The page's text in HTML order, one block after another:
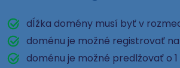
dĺžka domény musí byť v
doménu je možné registrovať na
doménu je možné predlžovať o